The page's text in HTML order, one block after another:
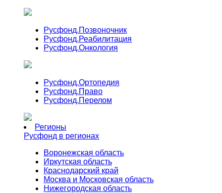
Русфонд.Позвоночник
Русфонд.Реабилитация
Русфонд.Онкология
Русфонд.Ортопедия
Русфонд.Право
Русфонд.Перелом
Регионы
Русфонд в регионах
Воронежская область
Иркутская область
Краснодарский край
Москва и Московская область
Нижегородская область